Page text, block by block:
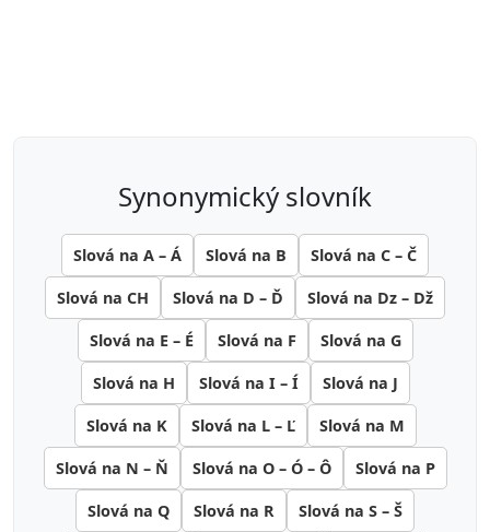
synonymický slovník
Slová na A – Á Slová na B Slová na C – Č
Slová na CH Slová na D – Ď Slová na Dz – Dž
Slová na E – É Slová na F Slová na G
Slová na H Slová na I – Í Slová na J
Slová na K Slová na L – Ľ Slová na M
Slová na N – Ň Slová na O – Ó – Ô Slová na P
Slová na Q Slová na R Slová na S – Š